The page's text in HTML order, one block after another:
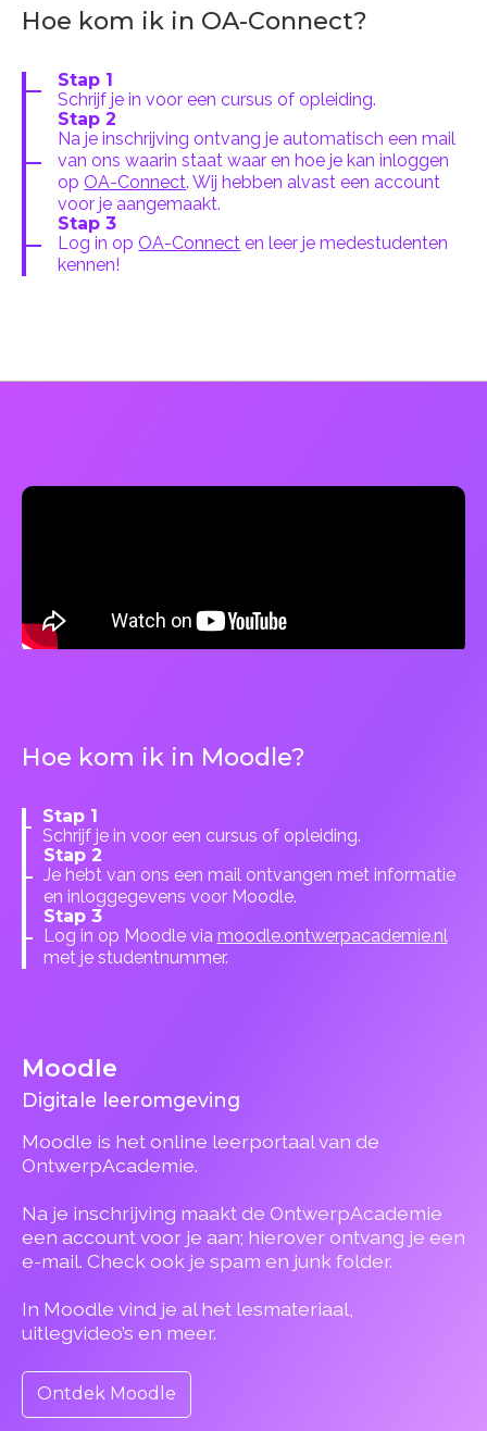
Hoe kom ik in OA-Connect?
Stap 1
Schrijf je in voor een cursus of opleiding.
Stap 2
Na je inschrijving ontvang je automatisch een mail
van ons waarin staat waar en hoe je kan inloggen
op OA-Connect. Wij hebben alvast een account
voor je aangemaakt.
Stap 3
Log in op OA-Connect en leer je medestudenten
kennen!
Hoe kom ik in Moodle?
Stap 1
Schrijf je in voor een cursus of opleiding.
Stap 2
Je hebt van ons een mail ontvangen met informatie
en inloggegevens voor Moodle.
Stap 3
Log in op Moodle via moodle.ontwerpacademie.nl
met je studentnummer.
Moodle
Digitale leeromgeving
Moodle is het online leerportaal van de
OntwerpAcademie.
Na je inschrijving maakt de OntwerpAcademie
een account voor je aan; hierover ontvang je een
e-mail. Check ook je spam en junk folder.
In Moodle vind je al het lesmateriaal,
uitlegvideo’s en meer.
Ontdek Moodle